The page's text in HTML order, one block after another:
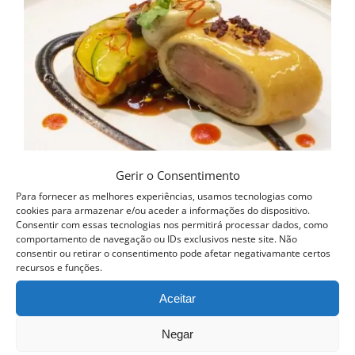
Gerir o Consentimento
Para fornecer as melhores experiências, usamos tecnologias como
cookies para armazenar e/ou aceder a informações do dispositivo.
Consentir com essas tecnologias nos permitirá processar dados, como
comportamento de navegação ou IDs exclusivos neste site. Não
consentir ou retirar o consentimento pode afetar negativamante certos
recursos e funções.
Aceitar
Negar
Curso Novas Técnicas de Cozinha